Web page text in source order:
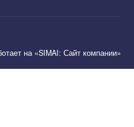
на «SIMAI: Сайт компании»